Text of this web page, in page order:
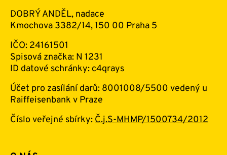
DOBRÝ ANDĚL, nadace
Kmochova 3382/14, 150 00 Praha 5
IČO: 24161501
Spisová značka: N 1231
ID datové schránky: c4qrays
Účet pro zasílání darů: 8001008/5500 vedený u
Raiffeisenbank v Praze
Číslo veřejné sbírky: Č.j.S-MHMP/1500734/2012